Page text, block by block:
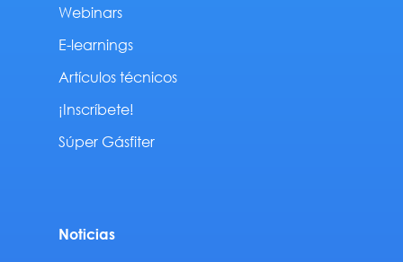
Webinars
E-learnings
Artículos técnicos
¡Inscríbete!
Súper Gásfiter
Noticias